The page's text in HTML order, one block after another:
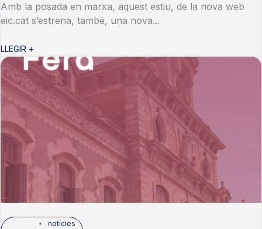
Amb la posada en marxa, aquest estiu, de la nova web
eic.cat s’estrena, també, una nova...
LLEGIR +
notícies